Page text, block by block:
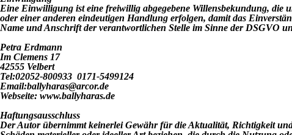
Eine Einwilligung ist eine freiwillig abgegebene Willensbekundung,
oder einer anderen eindeutigen Handlung erfolgen, damit das
Name und Anschrift der verantwortlichen Stelle im Sinne der DSGVO
Petra Erdmann
Im Clemens 17
42555 Velbert
Tel:02052-800933 0171-5499124
Email:ballyharas@arcor.de
Webseite: www.ballyharas.de
Haftungsausschluss
Der Autor übernimmt keinerlei Gewähr für die Aktualität, Richtigkeit